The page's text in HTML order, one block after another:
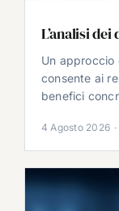
L’analisi
Un approccio
consente ai
benefici
4 Agosto 2026 ·